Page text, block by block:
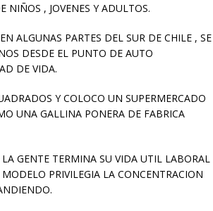
NIÑOS , JOVENES Y ADULTOS.
ALGUNAS PARTES DEL SUR DE CHILE , SE
DESDE EL PUNTO DE AUTO
DE VIDA.
Y COLOCO UN SUPERMERCADO
UNA GALLINA PONERA DE FABRICA
GENTE TERMINA SU VIDA UTIL LABORAL
PRIVILEGIA LA CONCENTRACION